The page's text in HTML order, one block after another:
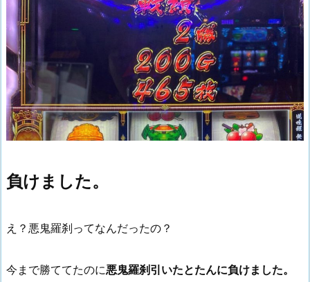
負けました。
え？悪鬼羅刹ってなんだったの？
今まで勝ててたのに悪鬼羅刹引いたとたんに負けました。